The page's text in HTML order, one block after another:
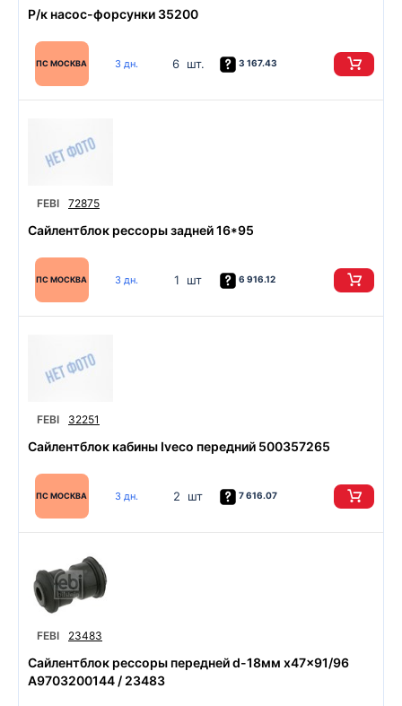
Р/к насос-форсунки 35200
ПС МОСКВА 3 дн. 6 шт. 3 167.43
FEBI 72875
Сайлентблок рессоры задней 16*95
ПС МОСКВА 3 дн. 1 шт 6 916.12
FEBI 32251
Сайлентблок кабины Iveco передний 500357265
ПС МОСКВА 3 дн. 2 шт 7 616.07
FEBI 23483
Сайлентблок рессоры передней d-18мм x47x91/96
A9703200144 / 23483